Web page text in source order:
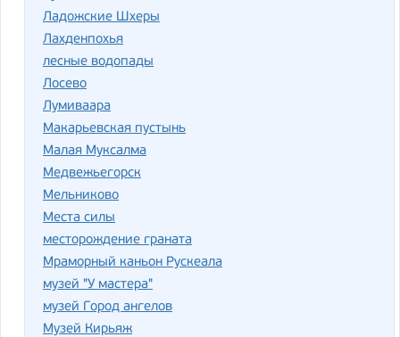
Ладожские Шхеры
Лахденпохья
лесные водопады
Лосево
Лумиваара
Макарьевская пустынь
Малая Муксалма
Медвежьегорск
Мельниково
Места силы
месторождение граната
Мраморный каньон Рускеала
музей "У мастера"
музей Город ангелов
Музей Кирьяж